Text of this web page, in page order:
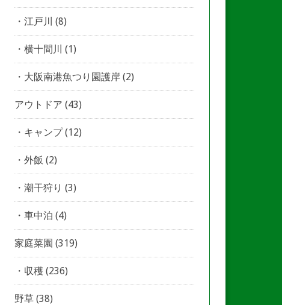
江戸川 (8)
横十間川 (1)
大阪南港魚つり園護岸 (2)
アウトドア (43)
キャンプ(12)
外飯 (2)
潮干狩り (3)
車中泊 (4)
家庭菜園 (319)
収穫 (236)
野草(38)